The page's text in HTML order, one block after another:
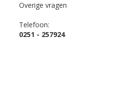
Overige vragen
Telefoon:
0251 - 257924